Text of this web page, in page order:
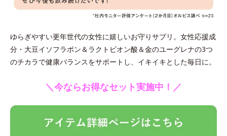
ゆらぎやすい更年世代の女性に嬉しいお守りサプリ。女性応援成
分・大豆イソフラボン＆ラクトビオン酸＆金のユーグレナの3つ
のチカラで健康バランスをサポートし、イキイキとした毎日に。
＼今ならお得なセット実施中！／